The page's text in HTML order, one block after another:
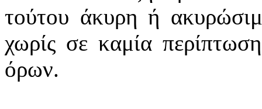
τούτου άκυρη ή
χωρίς σε καμία
όρων.